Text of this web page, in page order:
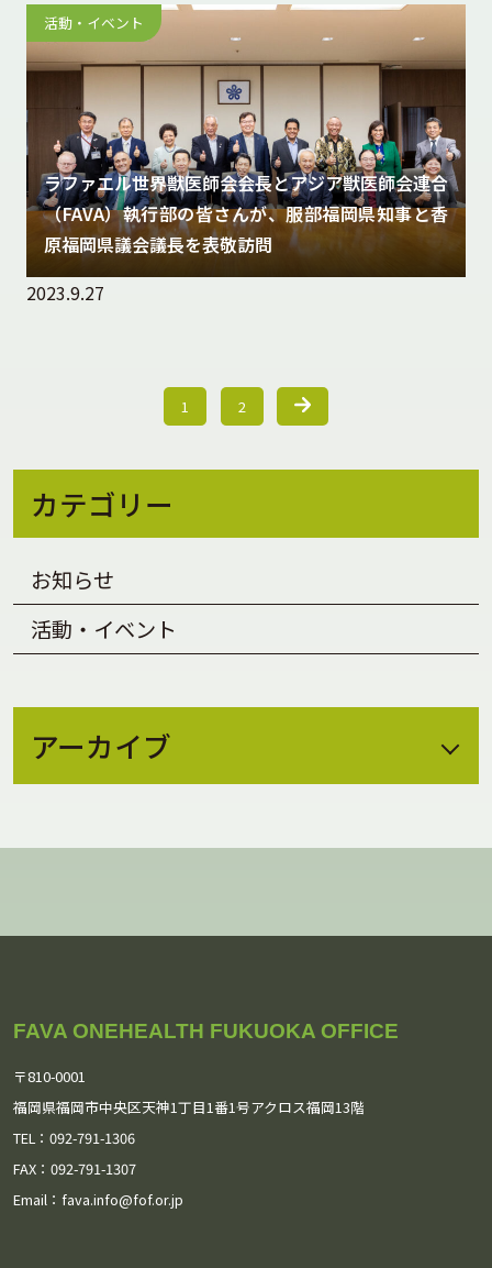
活動・イベント
ラファエル世界獣医師会会長とアジア獣医師会連合
（FAVA）執行部の皆さんが、服部福岡県知事と香
原福岡県議会議長を表敬訪問
2023.9.27
1 2
カテゴリー
お知らせ
活動・イベント
アーカイブ
July 2026(4)
December 2025(5)
November 2025
October 2025(4)
FAVA ONEHEALTH FUKUOKA OFFICE
〒810-0001
福岡県福岡市中央区天神1丁目1番1号アクロス福岡13階
TEL：092-791-1306
FAX：092-791-1307
Email： fava.info@fof.or.jp